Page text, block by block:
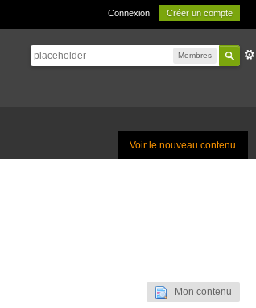
Connexion Créer un compte
Membres
Voir le nouveau contenu
Mon contenu